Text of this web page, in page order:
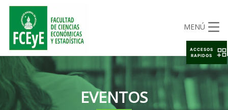
MENÚ
EVENTOS
ACCESOS
RAPIDOS